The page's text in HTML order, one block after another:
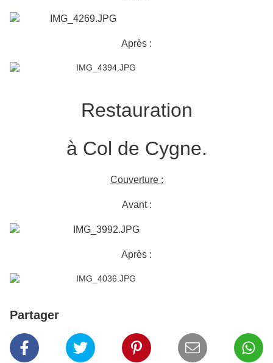
Après :
Restauration
à Col de Cygne.
Couverture :
Avant :
Après :
Partager